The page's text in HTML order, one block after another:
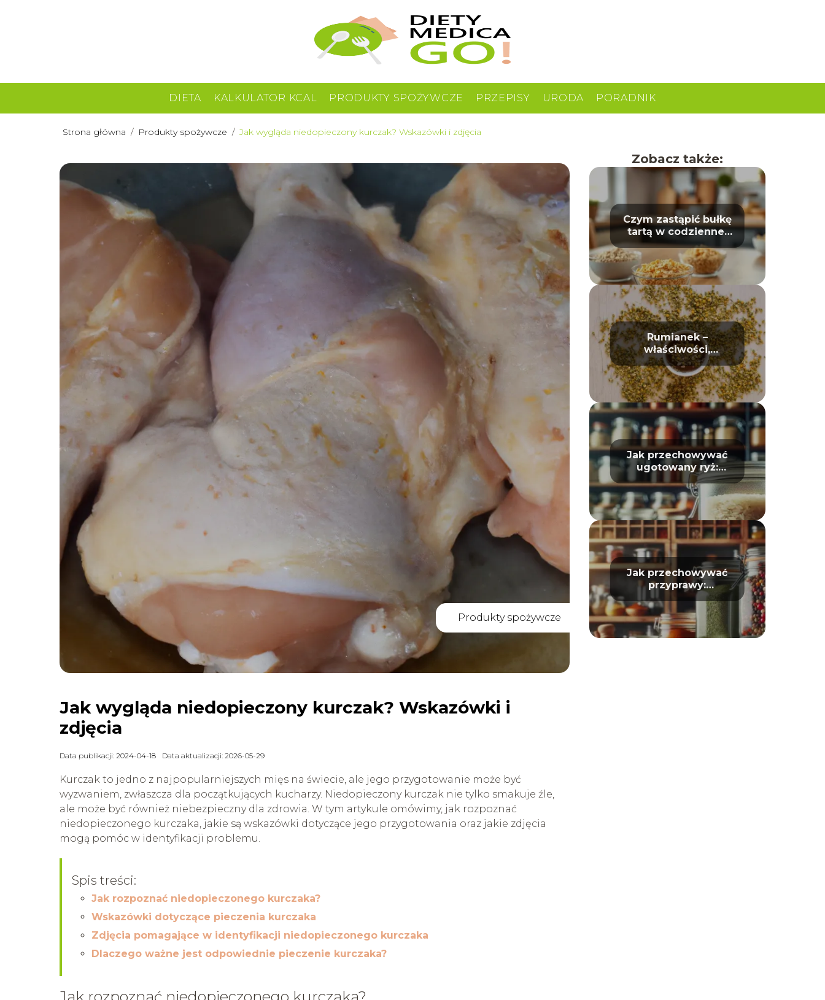
DIETA KALKULATOR KCAL PRODUKTY SPOŻYWCZE PRZEPISY URODA PORADNIK
Strona główna / Produkty spożywcze /Jak wygląda niedopieczony kurczak? Wskazówki i zdjęcia
Produkty spożywcze
Jak wygląda niedopieczony kurczak? Wskazówki i
zdjęcia
Data publikacji: 2024-04-18 Data aktualizacji: 2026-05-29
Kurczak to jedno z najpopularniejszych mięs na świecie, ale jego przygotowanie może być
wyzwaniem, zwłaszcza dla początkujących kucharzy. Niedopieczony kurczak nie tylko smakuje źle,
ale może być również niebezpieczny dla zdrowia. W tym artykule omówimy, jak rozpoznać
niedopieczonego kurczaka, jakie są wskazówki dotyczące jego przygotowania oraz jakie zdjęcia
mogą pomóc w identyfikacji problemu.
Spis treści:
Jak rozpoznać niedopieczonego kurczaka?
Wskazówki dotyczące pieczenia kurczaka
Zdjęcia pomagające w identyfikacji niedopieczonego kurczaka
Dlaczego ważne jest odpowiednie pieczenie kurczaka?
Jak rozpoznać niedopieczonego kurczaka?
Zobacz także:
Czym zastąpić bułkę
tartą w codziennej
kuchni?
Rumianek –
właściwości,
działanie i
zastosowanie w
domu oraz
kosmetyce
Jak przechowywać
ugotowany ryż:
Unikaj zepsucia
Jak przechowywać
przyprawy:
Długotrwałość i
aromat